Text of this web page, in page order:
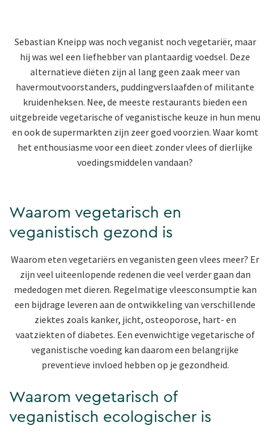
Sebastian Kneipp was noch veganist noch vegetariër, maar
hij was wel een liefhebber van plantaardig voedsel. Deze
alternatieve diëten zijn al lang geen zaak meer van
havermoutvoorstanders, puddingverslaafden of militante
kruidenheksen. Nee, de meeste restaurants bieden een
uitgebreide vegetarische of veganistische keuze in hun menu
en ook de supermarkten zijn zeer goed voorzien. Waar komt
het enthousiasme voor een dieet zonder vlees of dierlijke
voedingsmiddelen vandaan?
Waarom vegetarisch en
veganistisch gezond is
Waarom eten vegetariërs en veganisten geen vlees meer? Er
zijn veel uiteenlopende redenen die veel verder gaan dan
mededogen met dieren. Regelmatige vleesconsumptie kan
een bijdrage leveren aan de ontwikkeling van verschillende
ziektes zoals kanker, jicht, osteoporose, hart- en
vaatziekten of diabetes. Een evenwichtige vegetarische of
veganistische voeding kan daarom een belangrijke
preventieve invloed hebben op je gezondheid.
Waarom vegetarisch of
veganistisch ecologischer is